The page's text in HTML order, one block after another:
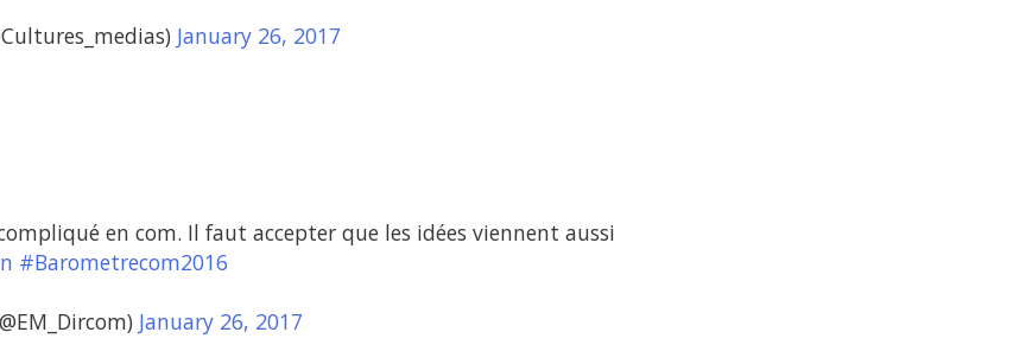
January 26, 2017
en com. Il faut accepter que les idées viennent aussi
#Barometrecom2016
January 26, 2017